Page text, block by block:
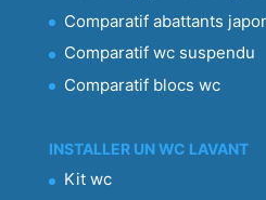
Comparatif abattants
Comparatif wc suspendu
Comparatif blocs wc
INSTALLER UN WC LAVANT
Kit wc